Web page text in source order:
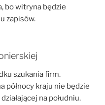
bo witryna będzie
zapisów.
szukania firm.
północy kraju nie będzie
na południu.